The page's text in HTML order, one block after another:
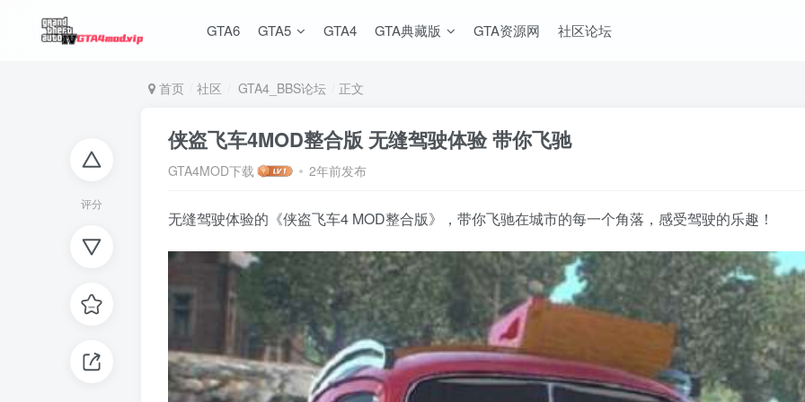
GTA6 GTA5 GTA4 GTA典藏版 GTA资源网 社区论坛
评分
首页 社区 GTA4_BBS论坛 正文
侠盗飞车4MOD整合版 无缝驾驶体验 带你飞驰
GTA4MOD下载 2年前发布
无缝驾驶体验的《侠盗飞车4 MOD整合版》，带你飞驰在城市的每一个角落，感受驾驶的乐趣！